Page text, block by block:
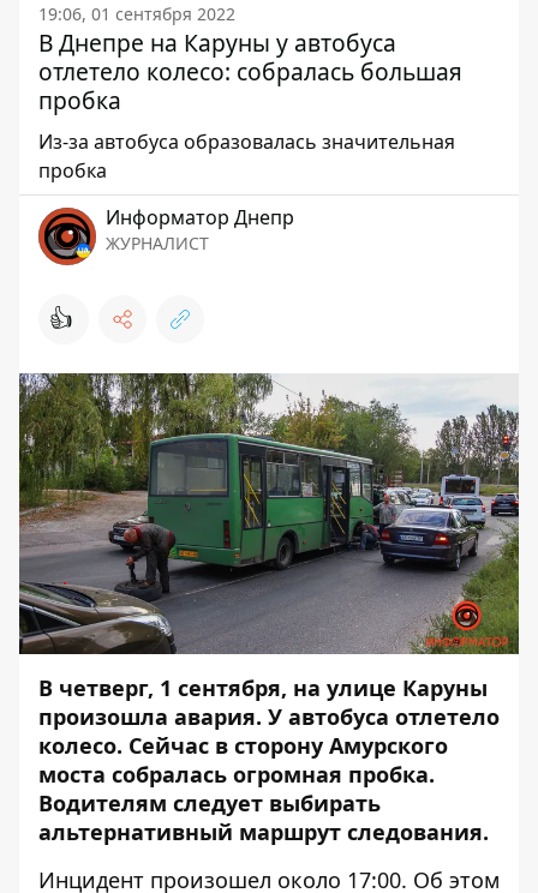
19:06, 01 сентября 2022
В Днепре на Каруны у автобуса
отлетело колесо: собралась большая
пробка
Из-за автобуса образовалась значительная
пробка
Информатор Днепр
ЖУРНАЛИСТ
👍
В четверг, 1 сентября, на улице Каруны
произошла авария. У автобуса отлетело
колесо. Сейчас в сторону Амурского
моста собралась огромная пробка.
Водителям следует выбирать
альтернативный маршрут следования.
Инцидент произошел около 17:00. Об этом